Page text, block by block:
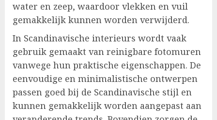
water en zeep, waardoor vlekken en vuil
gemakkelijk kunnen worden verwijderd.
In Scandinavische interieurs wordt vaak
gebruik gemaakt van reinigbare fotomuren
vanwege hun praktische eigenschappen. De
eenvoudige en minimalistische ontwerpen
passen goed bij de Scandinavische stijl en
kunnen gemakkelijk worden aangepast aan